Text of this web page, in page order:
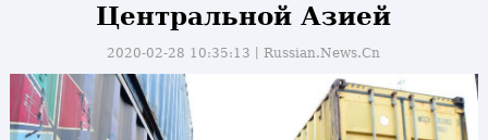
Центральной Азией
2020-02-28 10:35:13丨Russian.News.Cn